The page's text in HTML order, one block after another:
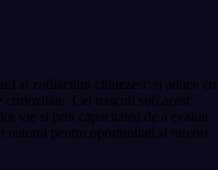
al zodiacului chinezesc si aduce cu
Cei nascuti sub acest
vie si prin capacitatea de a evalua
natural pentru oportunitati si rareori